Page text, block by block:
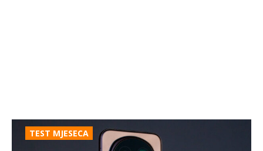
TEST MJESECA